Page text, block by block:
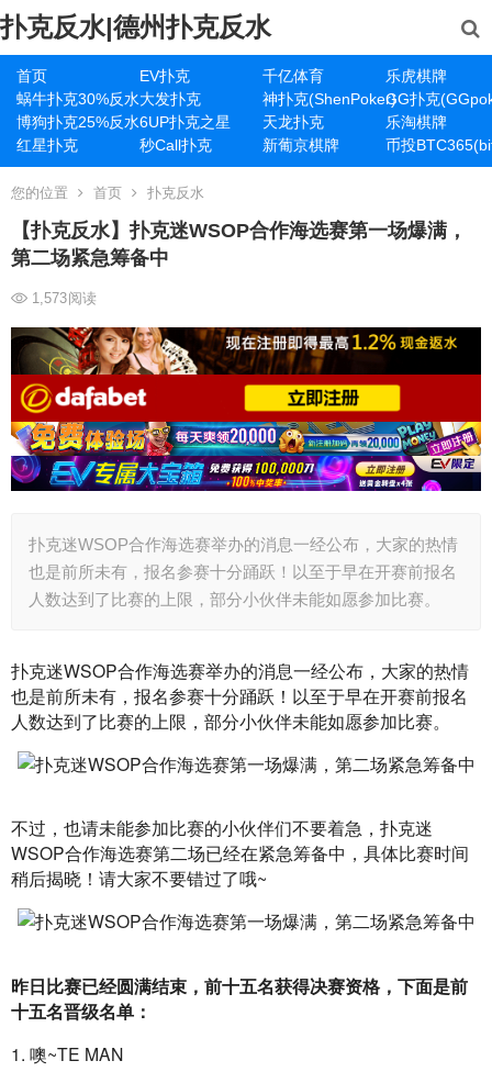
扑克反水|德州扑克反水
首页 EV扑克 千亿体育
乐虎棋牌
蜗牛扑克30%反水大发扑克 神扑克(ShenPoker)GG扑克
博狗扑克25%反水6UP扑克之星 天龙扑克
乐淘棋牌
红星扑克
秒Call扑克 新葡京棋牌 币投
您的位置 首页 扑克反水
【扑克反水】扑克迷WSOP合作海选赛第一场爆满，
第二场紧急筹备中
1,573阅读
扑克迷WSOP合作海选赛举办的消息一经公布，大家的热情
也是前所未有，报名参赛十分踊跃！以至于早在开赛前报名
人数达到了比赛的上限，部分小伙伴未能如愿参加比赛。
扑克迷WSOP合作海选赛举办的消息一经公布，大家的热情
也是前所未有，报名参赛十分踊跃！以至于早在开赛前报名
人数达到了比赛的上限，部分小伙伴未能如愿参加比赛。
不过，也请未能参加比赛的小伙伴们不要着急，扑克迷
WSOP合作海选赛第二场已经在紧急筹备中，具体比赛时间
稍后揭晓！请大家不要错过了哦~
昨日比赛已经圆满结束，前十五名获得决赛资格，下面是前
十五名晋级名单：
1. 噢~TE MAN